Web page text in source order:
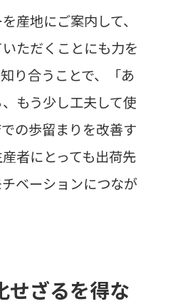
産地にご案内して、
ただくことにも力を
り合うことで、「あ
もう少し工夫して使
の歩留まりを改善す
者にとっても出荷先
ベーションにつなが
せざるを得な